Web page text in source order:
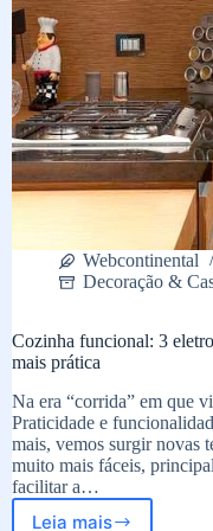
Webcontinental
Decoração &
Cozinha funcional: 3
mais prática
Na era “corrida” em que
Praticidade e
mais, vemos surgir novas
muito mais fáceis,
facilitar a…
Leia mais